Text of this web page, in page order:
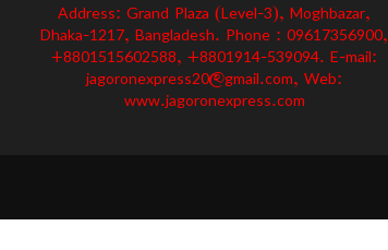
Address: Grand Plaza (Level-3), Moghbazar,
Dhaka-1217, Bangladesh. Phone : 09617356900,
+8801515602588, +8801914-539094. E-mail:
jagoronexpress20@gmail.com, Web:
www.jagoronexpress.com